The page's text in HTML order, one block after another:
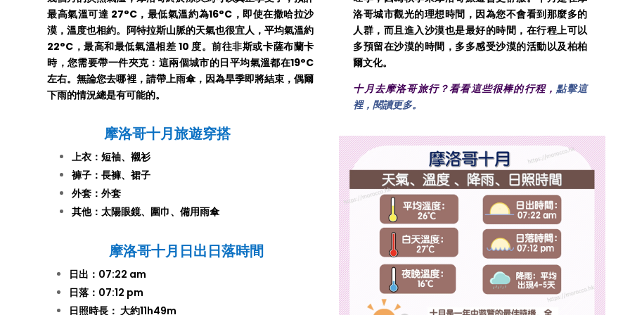
最高氣溫可達 27°C，最低氣溫約為16°C，即使在撒哈拉沙
漠，溫度也相約。阿特拉斯山脈的天氣也很宜人，平均氣溫約
22°C，最高和最低氣溫相差 10 度。前往非斯或卡薩布蘭卡
時，您需要帶一件夾克：這兩個城市的日平均氣溫都在19°C
左右。無論您去哪裡，請帶上雨傘，因為旱季即將結束，偶爾
下雨的情況總是有可能的。
摩洛哥十月旅遊穿搭
上衣：短䄂、襯衫
褲子：長褲、裙子
外套：外套
其他：太陽眼鏡、圍巾、備用雨傘
摩洛哥十月 日出日落時間
日出：07:22 am
日落：07:12 pm
日照時長： 大約11h49m
洛哥城市觀光的理想時間，因為您不會看到那麼多的
人群，而且進入沙漠也是最好的時間，在行程上可以
多預留在沙漠的時間，多多感受沙漠的活動以及柏柏
爾文化。
十月去摩洛哥旅行？看看這些很棒的行程，點擊這
裡，閱讀更多。